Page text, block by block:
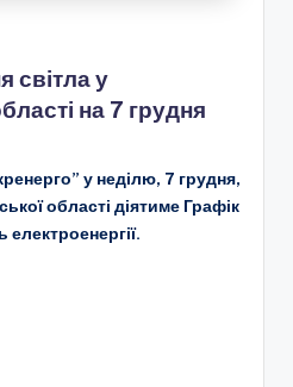
світла у
на 7 грудня
у неділю, 7 грудня,
області діятиме Графік